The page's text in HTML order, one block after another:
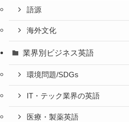
語源
海外文化
業界別ビジネス英語
環境問題/SDGs
IT・テック業界の英語
医療・製薬英語